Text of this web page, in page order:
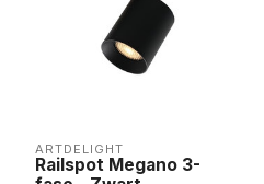
ARTDELIGHT
Railspot Megano 3-